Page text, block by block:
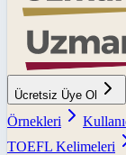
Ücretsiz Üye Ol
Örnekleri
TOEFL Kelimeleri